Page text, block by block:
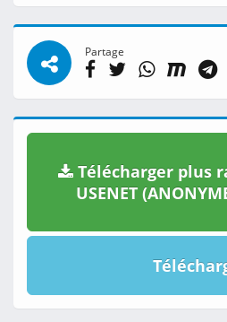
Partage
Télécharger plus
USENET